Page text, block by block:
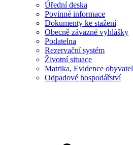
Úřední deska
Povinné informace
Dokumenty ke stažení
Obecně závazné vyhlášky
Podatelna
Rezervační systém
Životní situace
Matrika, Evidence obyvatel
Odpadové hospodářství